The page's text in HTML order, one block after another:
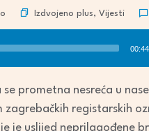
Izdvojeno plus, Vijesti
00:44
prometna nesreća u
zagrebačkih registarskih
je uslijed neprilagođene